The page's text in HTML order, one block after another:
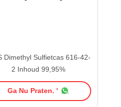
Dimethyl Sulfietcas 616-42-
2 Inhoud 99,95%
Ga Nu Praten. '